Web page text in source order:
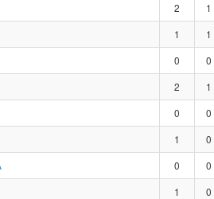
2 1
1 1
0 0
2 1
0 0
1 0
0 0
1 0